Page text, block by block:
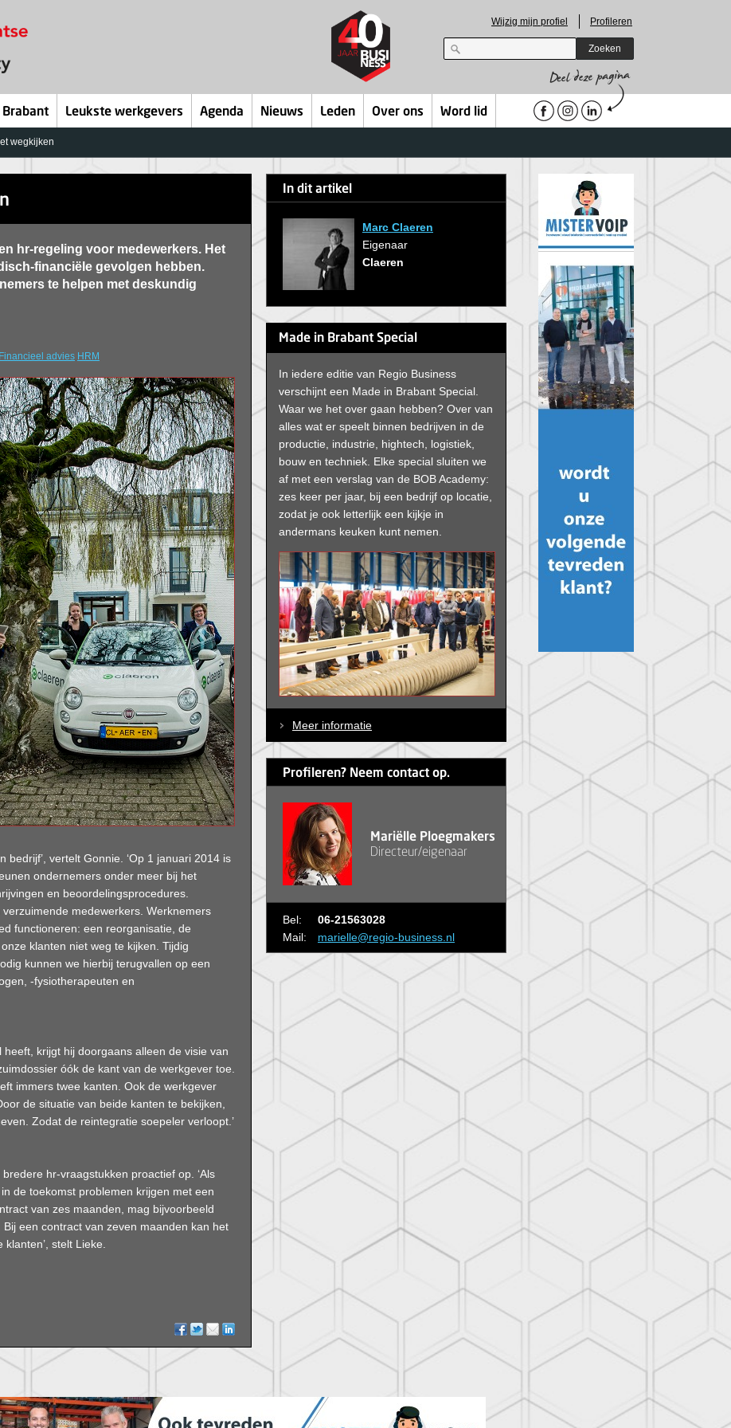
Wijzig mijn profiel Profileren
Zoeken
Brabant Leukste werkgevers Agenda Nieuws Leden Over ons Word lid
wegkijken
hr-regeling voor medewerkers. Het
financiële gevolgen hebben.
te helpen met deskundig
Financieel advies HRM
vertelt Gonnie. ‘Op 1 januari 2014 is
ondernemers onder meer bij het
en beoordelingsprocedures.
medewerkers. Werknemers
functioneren: een reorganisatie, de
klanten niet weg te kijken. Tijdig
kunnen we hierbij terugvallen op een
-fysiotherapeuten en
krijgt hij doorgaans alleen de visie van
óók de kant van de werkgever toe.
immers twee kanten. Ook de werkgever
de situatie van beide kanten te bekijken,
Zodat de reintegratie soepeler verloopt.’
hr-vraagstukken proactief op. ‘Als
de toekomst problemen krijgen met een
van zes maanden, mag bijvoorbeeld
een contract van zeven maanden kan het
stelt Lieke.
In dit artikel
Marc Claeren
Eigenaar
Claeren
Made in Brabant Special
In iedere editie van Regio Business
verschijnt een Made in Brabant Special.
Waar we het over gaan hebben? Over van
alles wat er speelt binnen bedrijven in de
productie, industrie, hightech, logistiek,
bouw en techniek. Elke special sluiten we
af met een verslag van de BOB Academy:
zes keer per jaar, bij een bedrijf op locatie,
zodat je ook letterlijk een kijkje in
andermans keuken kunt nemen.
Meer informatie
Profileren? Neem contact op.
Mariëlle Ploegmakers
Directeur/eigenaar
Bel:
06-21563028
Mail:
marielle@regio-business.nl